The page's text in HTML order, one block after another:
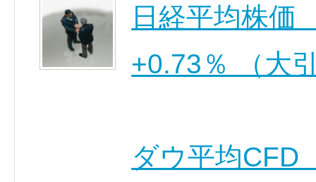
日経平均株
+0.73％ （大
ダウ平均